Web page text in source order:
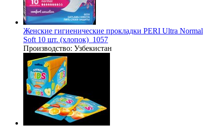
Женские гигиенические прокладки PERI Ultra Normal
Soft 10 шт. (хлопок)_1057
Производство: Узбекистан